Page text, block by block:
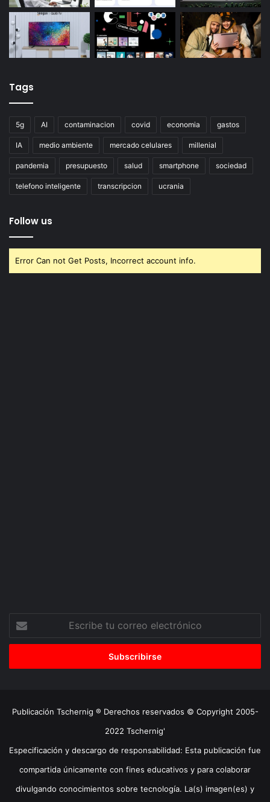
Tags
5g AI contaminacion covid economia gastos
IA medio ambiente mercado celulares millenial
pandemia presupuesto salud smartphone sociedad
telefono inteligente transcripcion ucrania
Follow us
Error Can not Get Posts, Incorrect account info.
correo
Publicación Tschernig ® Derechos reservados © Copyright 2005-
2022 Tschernig'
Especificación y descargo de responsabilidad: Esta publicación fue
compartida únicamente con fines educativos y para colaborar
divulgando conocimientos sobre tecnología. La(s) imagen(es) y